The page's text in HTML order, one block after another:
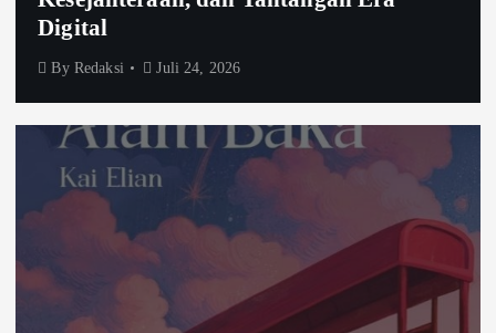
Digital
By Redaksi Juli 24, 2026